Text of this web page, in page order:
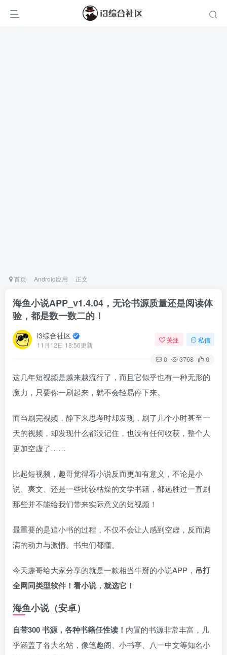
首页 Android应用 正文
海鱼小说APP_v1.4.04，无论书源质量还是阅读体
验，都是数一数二的！
i3综合社区
11月12日 18:56更新
关注 私信
0 3768 0
这几年短视频是越来越流行了，而且它似乎也有一种无形的
魔力，只要你一刷起来，就不会轻易停下来。
而当刷完视频，静下来思考时却发现，刷了几个小时甚至一
天的视频，却发现什么都没记住，也没有任何收获，整个人
更加空虚了……
比起短视频，趣哥觉得看小说反而更加有意义，不论是小
说、爽文、还是一些比较枯燥的文学书籍，都远胜过一直刷
那些并不能给我们带来实际意义的短视频！
最重要的是追小书的过程，不仅不会让人感到空虚，反而满
满的动力与激情。书虫们都懂。
今天趣哥给大家分享的就是一款相当牛掰的小说APP， 吊打
全网同类型软件！看小说，就选它！
海鱼小说（安卓）
自带300 书源，各种书籍任性读！ 内置的书源非常丰富，几
乎涵盖了各大名站，像笔趣阁、小书亭、八一中文等知名小